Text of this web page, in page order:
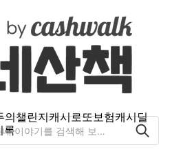
의챌린지캐시로또보험캐시딜
록